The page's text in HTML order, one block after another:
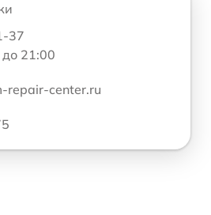
37
21:00
repair-center.ru